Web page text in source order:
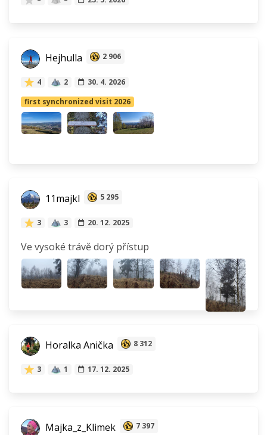
Hejhulla 2 906
4 2
30. 4. 2026
first synchronized visit 2026
11majkl 5 295
3 3 20. 12. 2025
Ve vysoké trávě dorý přístup
Horalka Anička 8 312
3 1 17. 12. 2025
Majka_z_Klimek 7 397